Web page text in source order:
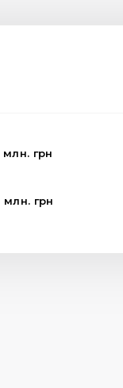
млн. грн
млн. грн